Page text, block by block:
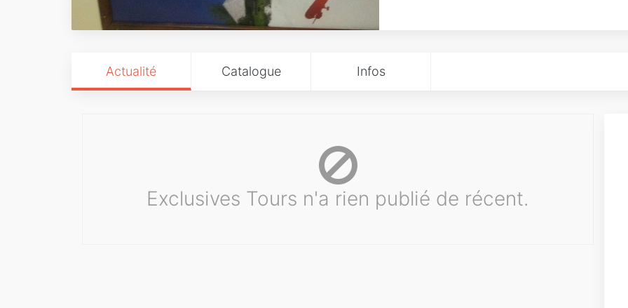
Actualité Catalogue Infos
Exclusives Tours n'a rien publié de récent.